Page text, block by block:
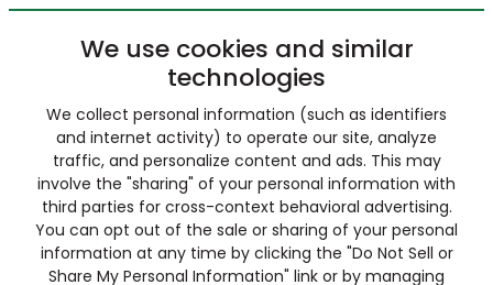
We use cookies and similar
technologies
We collect personal information (such as identifiers
and internet activity) to operate our site, analyze
traffic, and personalize content and ads. This may
involve the "sharing" of your personal information with
third parties for cross-context behavioral advertising.
You can opt out of the sale or sharing of your personal
information at any time by clicking the "Do Not Sell or
Share My Personal Information" link or by managing